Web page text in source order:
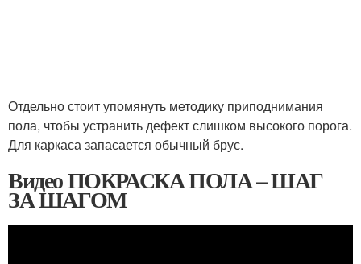
Отдельно стоит упомянуть методику приподнимания
пола, чтобы устранить дефект слишком высокого порога.
Для каркаса запасается обычный брус.
Видео ПОКРАСКА ПОЛА – ШАГ
ЗА ШАГОМ